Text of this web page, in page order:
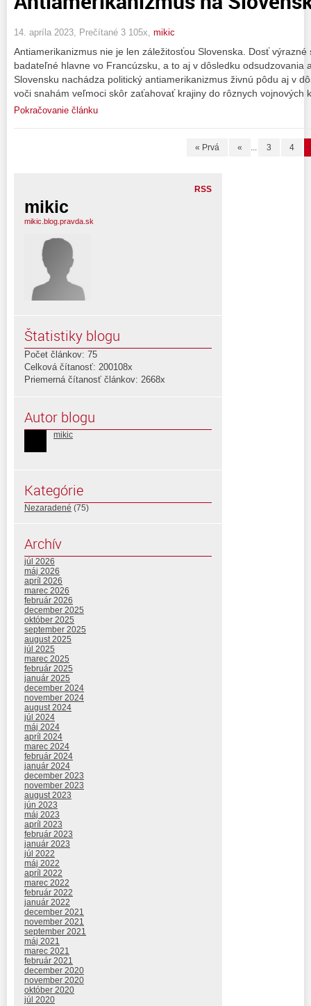
14. apríla 2023, Prečítané 3 105x, mikic
Antiamerikanizmus nie je len záležitosťou Slovenska. Dosť
badateľné hlavne vo Francúzsku, a to aj v dôsledku odsudzovania
Slovensku nachádza politický antiamerikanizmus živnú pôdu aj v
voči snahám veľmoci skôr zaťahovať krajiny do rôznych vojnových
Pokračovanie článku
« Prvá « ... 3 4
RSS
mikic
mikic.blog.pravda.sk
Štatistiky blogu
Počet článkov: 75
Celková čítanosť: 200108x
Priemerná čítanosť článkov: 2668x
Autor blogu
mikic
Kategórie
Nezaradené (75)
Archív
júl 2026
máj 2026
apríl 2026
marec 2026
február 2026
december 2025
október 2025
september 2025
august 2025
júl 2025
marec 2025
február 2025
január 2025
december 2024
november 2024
august 2024
júl 2024
máj 2024
apríl 2024
marec 2024
február 2024
január 2024
december 2023
november 2023
august 2023
jún 2023
máj 2023
apríl 2023
február 2023
január 2023
júl 2022
máj 2022
apríl 2022
marec 2022
február 2022
január 2022
december 2021
november 2021
september 2021
máj 2021
marec 2021
február 2021
december 2020
november 2020
október 2020
júl 2020